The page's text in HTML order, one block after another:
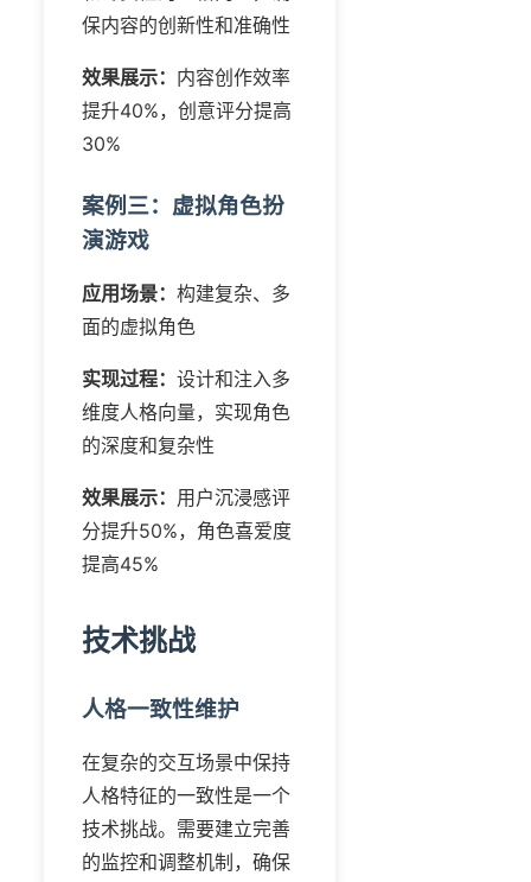
保内容的创新性和准确性
效果展示： 内容创作效率
提升40%，创意评分提高
30%
案例三：虚拟角色扮
演游戏
应用场景：构建复杂、多
面的虚拟角色
实现过程：设计和注入多
维度人格向量，实现角色
的深度和复杂性
效果展示： 用户沉浸感评
分提升50%，角色喜爱度
提高45%
技术挑战
人格一致性维护
在复杂的交互场景中保持
人格特征的一致性是一个
技术挑战。需要建立完善
的监控和调整机制，确保